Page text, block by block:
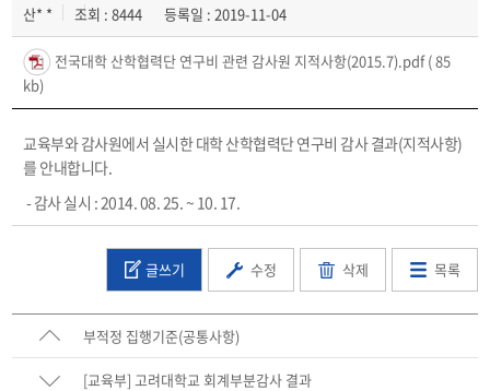
산* * 조회 : 8444 등록일 : 2019-11-04
전국대학 산학협력단 연구비 관련 감사원 지적사항(2015.7).pdf( 85
kb)
교육부와 감사원에서 실시한 대학 산학협력단 연구비 감사 결과(지적사항)
를 안내합니다.
- 감사 실시 : 2014. 08. 25. ~ 10. 17.
글쓰기 수정 삭제 목록
부적정 집행기준(공통사항)
[교육부] 고려대학교 회계부분감사 결과